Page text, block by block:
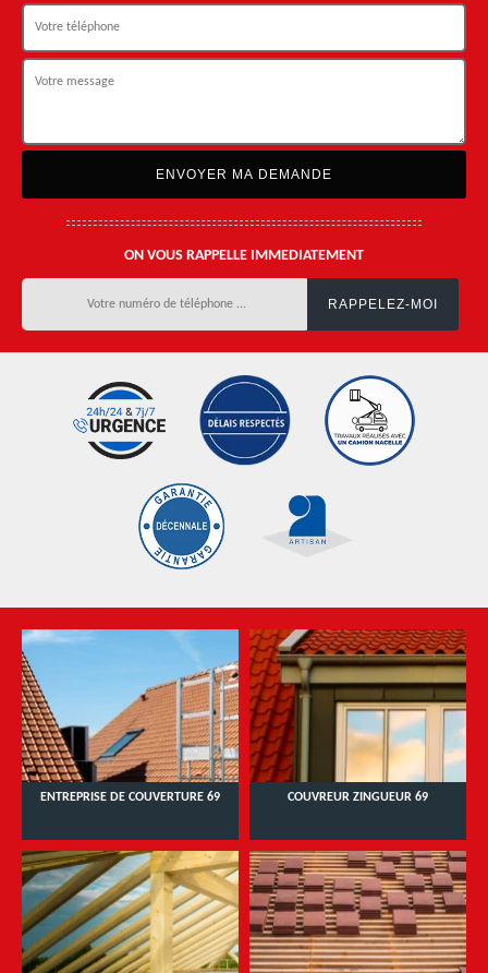
ON VOUS RAPPELLE IMMEDIATEMENT
ENTREPRISE DE COUVERTURE 69 COUVREUR ZINGUEUR 69